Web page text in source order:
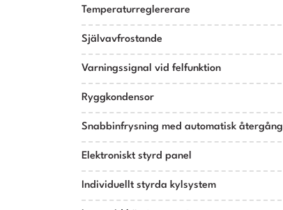
Temperaturreglererare
Självavfrostande
Varningssignal vid felfunktion
Ryggkondensor
Snabbinfrysning med automatisk återgång
Elektroniskt styrd panel
Individuellt styrda kylsystem